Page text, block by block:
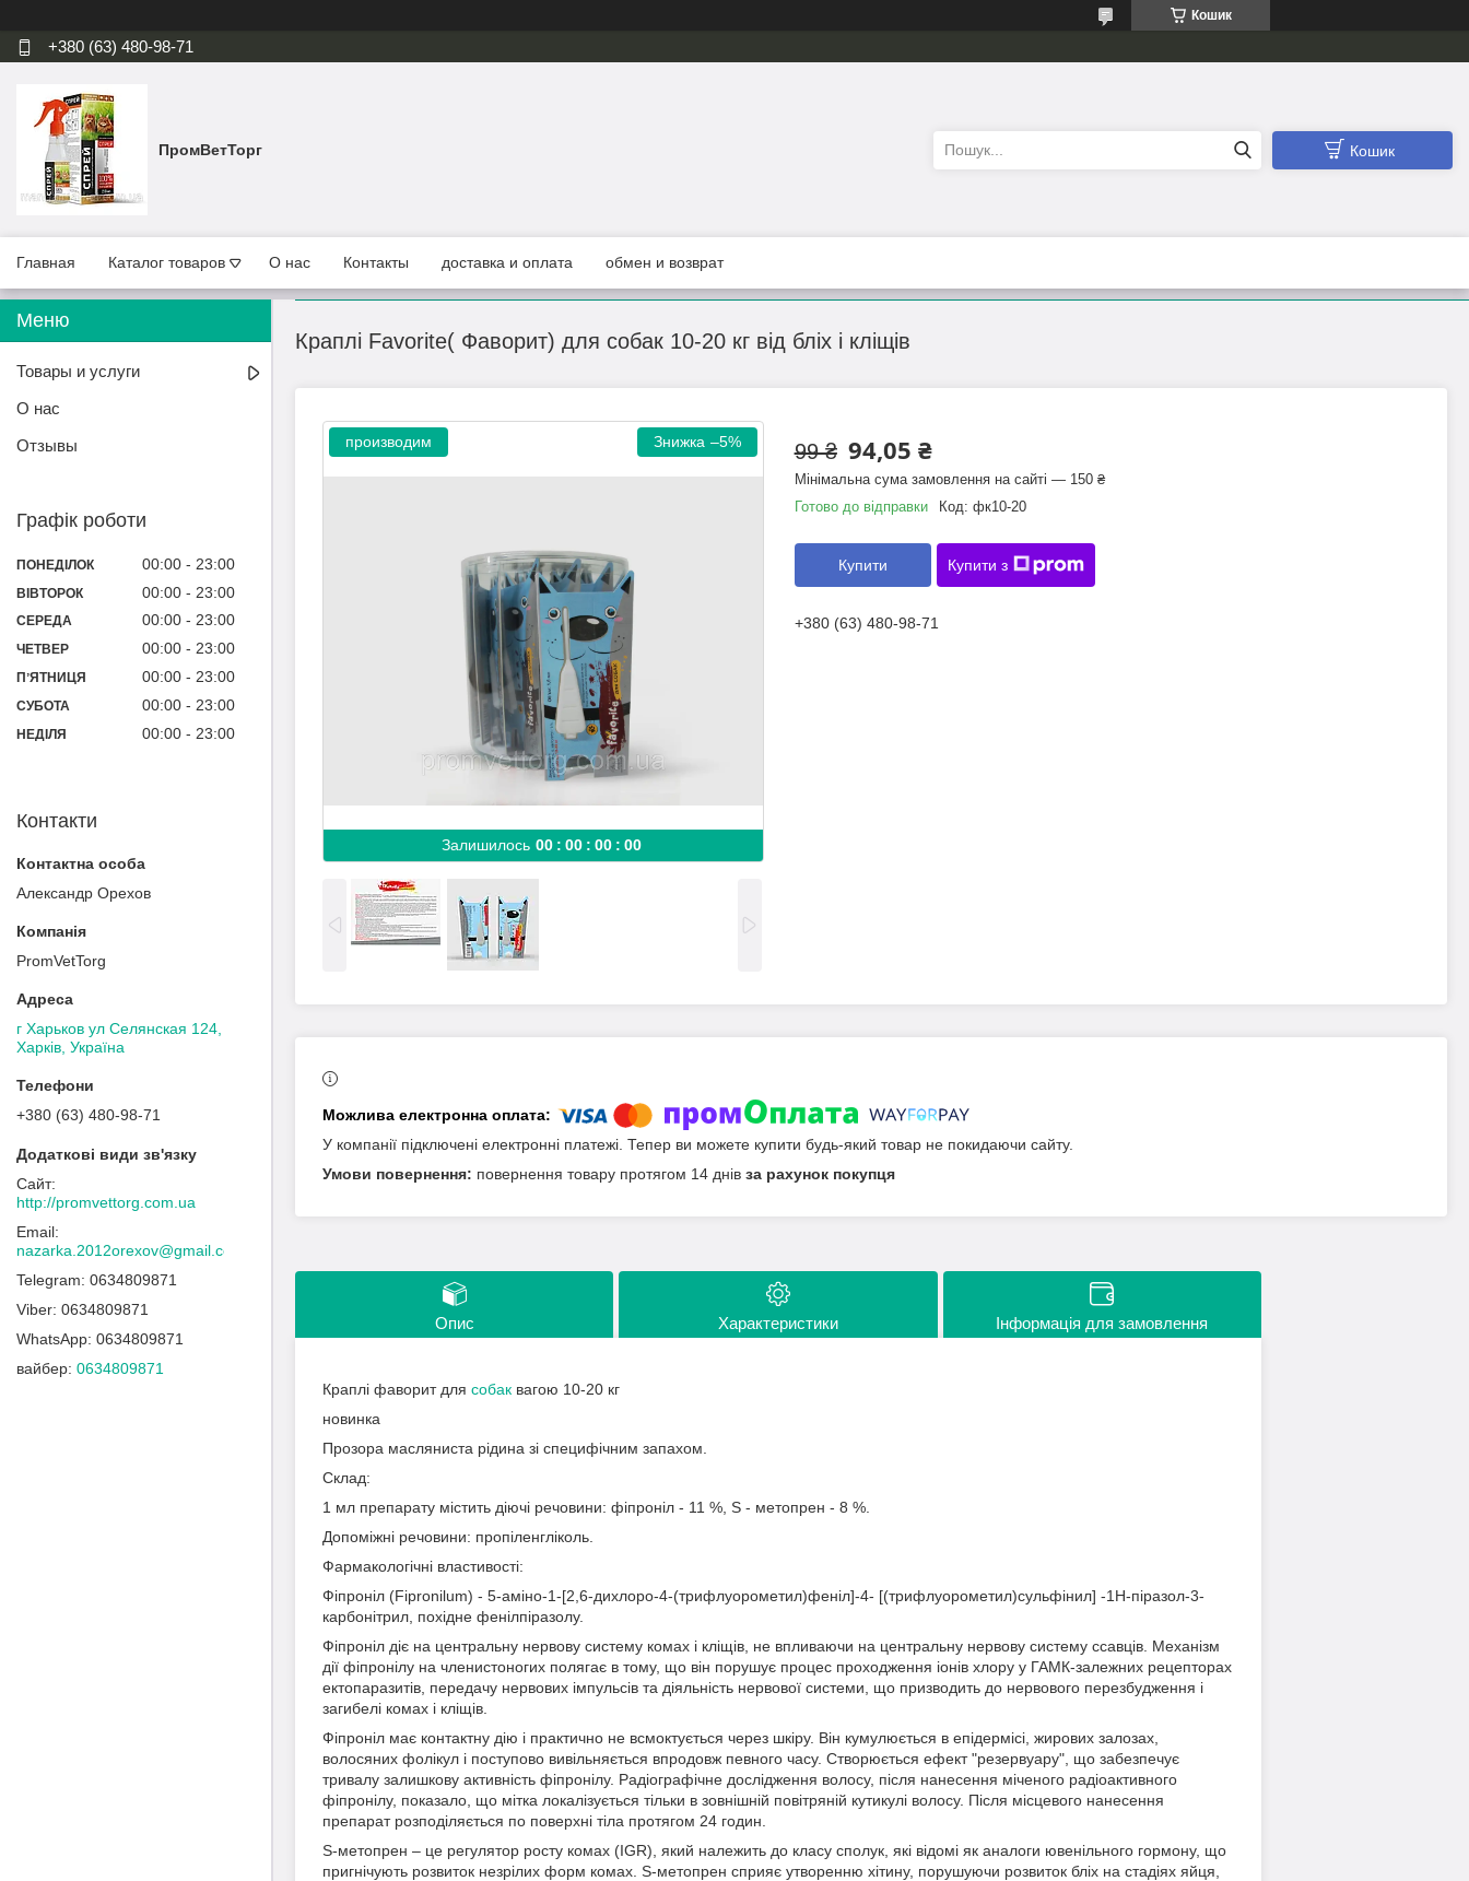
Кошик
+380 (63) 480-98-71
ПромВетТорг Кошик
Главная Каталог товаров О нас Контакты доставка и оплата обмен и возврат
Краплі Favorite( Фаворит) для собак 10-20 кг від бліх і кліщів
Залишилось 00 00 00 00
производим –5% 99 ₴ 94,05 ₴
Мінімальна сума замовлення на сайті — 150 ₴
Готово до відправки
Код: фк10-20
Купити Купити з
+380 (63) 480-98-71
У компанії підключені електронні платежі. Тепер ви можете купити будь-який товар не покидаючи сайту.
повернення товару протягом 14 днів за рахунок покупця
Опис Характеристики Інформація для замовлення
Краплі фаворит для собак вагою 10-20 кг
новинка
Прозора масляниста рідина зі специфічним запахом.
Склад:
1 мл препарату містить діючі речовини: фіпроніл - 11 %, S - метопрен - 8 %.
Допоміжні речовини: пропіленгліколь.
Фармакологічні властивості:
Фіпроніл (Fipronilum) - 5-аміно-1-[2,6-дихлоро-4-(трифлуорометил)феніл]-4- [(трифлуорометил)сульфінил] -1Н-піразол-3-
карбонітрил, похідне фенілпіразолу.
Фіпроніл діє на центральну нервову систему комах і кліщів, не впливаючи на центральну нервову систему ссавців. Механізм
дії фіпронілу на членистоногих полягає в тому, що він порушує процес проходження іонів хлору у ГАМК-залежних рецепторах
ектопаразитів, передачу нервових імпульсів та діяльність нервової системи, що призводить до нервового перезбудження і
загибелі комах і кліщів.
Фіпроніл має контактну дію і практично не всмоктується через шкіру. Він кумулюється в епідермісі, жирових залозах,
волосяних фолікул і поступово вивільняється впродовж певного часу. Створюється ефект "резервуару", що забезпечує
тривалу залишкову активність фіпронілу. Радіографічне дослідження волосу, після нанесення міченого радіоактивного
фіпронілу, показало, що мітка локалізується тільки в зовнішній повітряній кутикулі волосу. Після місцевого нанесення
препарат розподіляється по поверхні тіла протягом 24 годин.
S-метопрен – це регулятор росту комах (IGR), який належить до класу сполук, які відомі як аналоги ювенільного гормону, що
пригнічують розвиток незрілих форм комах. S-метопрен сприяє утворенню хітину, порушуючи розвиток бліх на стадіях яйця,
Товары и услуги
О нас
Отзывы
Графік роботи
ПОНЕДІЛОК 00:00 23:00
ВІВТОРОК 00:00 23:00
СЕРЕДА 00:00 23:00
ЧЕТВЕР 00:00 23:00
ПʼЯТНИЦЯ 00:00 23:00
СУБОТА 00:00 23:00
НЕДІЛЯ 00:00 23:00
Контакти
Александр Орехов
PromVetTorg
г Харьков ул Селянская 124,
Харків, Україна
+380 (63) 480-98-71
http://promvettorg.com.ua
nazarka.2012orexov@gmail.com
0634809871
0634809871
0634809871
вайбер 0634809871